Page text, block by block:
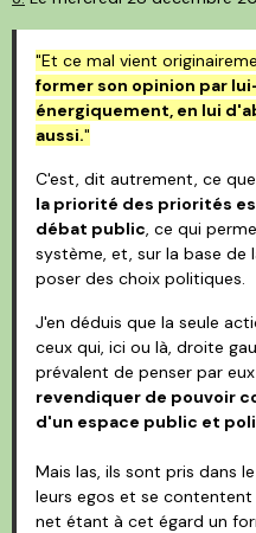
"Et ce mal vient
former son opinion par
énergiquement, en lui
aussi."
C'est, dit autrement, ce
la priorité des priorités
débat public , ce qui
système, et, sur la base
poser des choix politiques.
J'en déduis que la seule
ceux qui, ici ou là, droite
prévalent de penser par
revendiquer de pouvoir
d'un espace public et
Mais las, ils sont pris dans
leurs egos et se
net étant à cet égard un